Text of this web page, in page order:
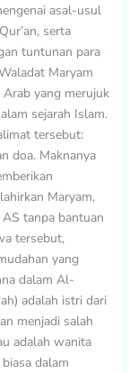
asal-usul
serta
tuntunan para
Maryam
Arab yang merujuk
sejarah Islam.
tersebut:
doa. Maknanya
Maryam,
tanpa bantuan
tersebut,
yang
dalam Al-
adalah istri dari
menjadi salah
adalah wanita
dalam